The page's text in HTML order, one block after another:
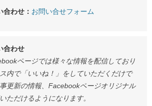
わせ： お問い合せフォーム
合わせ
ページでは様々な情報を配信しており
内で「いいね！」をしていただくだけで
更新の情報、Facebookページオリジナル
ただけるようになります。